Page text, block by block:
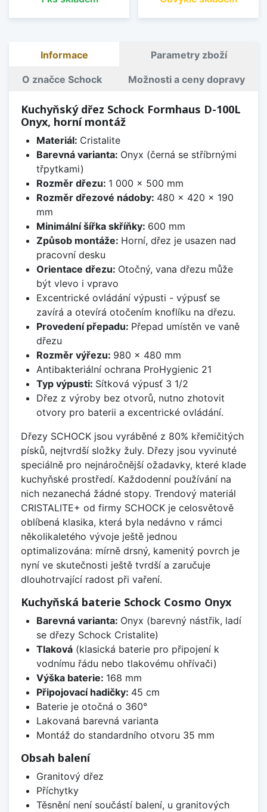
Informace Parametry zboží
O značce Schock Možnosti a ceny dopravy
Kuchyňský dřez Schock Formhaus D-100L
Onyx, horní montáž
Materiál: Cristalite
Barevná varianta: Onyx (černá se stříbrnými
třpytkami)
Rozměr dřezu: 1 000 x 500 mm
Rozměr dřezové nádoby: 480 x 420 x 190
mm
Minimální šířka skříňky: 600 mm
Způsob montáže: Horní, dřez je usazen nad
pracovní desku
Orientace dřezu: Otočný, vana dřezu může
být vlevo i vpravo
Excentrické ovládání výpusti - výpusť se
zavírá a otevírá otočením knoflíku na dřezu.
Provedení přepadu: Přepad umístěn ve vaně
dřezu
Rozměr výřezu: 980 x 480 mm
Antibakteriální ochrana ProHygienic 21
Typ výpusti: Sítková výpusť 3 1/2
Dřez z výroby bez otvorů, nutno zhotovit
otvory pro baterii a excentrické ovládání.
Dřezy SCHOCK jsou vyráběné z 80% křemičitých
písků, nejtvrdší složky žuly. Dřezy jsou vyvinuté
speciálně pro nejnáročnější ožadavky, které klade
kuchyňské prostředí. Každodenní používání na
nich nezanechá žádné stopy. Trendový materiál
CRISTALITE+ od firmy SCHOCK je celosvětově
oblíbená klasika, která byla nedávno v rámci
několikaletého vývoje ještě jednou
optimalizována: mírně drsný, kamenitý povrch je
nyní ve skutečnosti ještě tvrdší a zaručuje
dlouhotrvající radost při vaření.
Kuchyňská baterie Schock Cosmo Onyx
Barevná varianta: Onyx (barevný nástřik, ladí
se dřezy Schock Cristalite)
Tlaková(klasická baterie pro připojení k
vodnímu řádu nebo tlakovému ohřívači)
Výška baterie: 168 mm
Připojovací hadičky: 45 cm
Baterie je otočná o 360°
Lakovaná barevná varianta
Montáž do standardního otvoru 35 mm
Obsah balení
Granitový dřez
Příchytky
Těsnění není součástí balení, u granitových